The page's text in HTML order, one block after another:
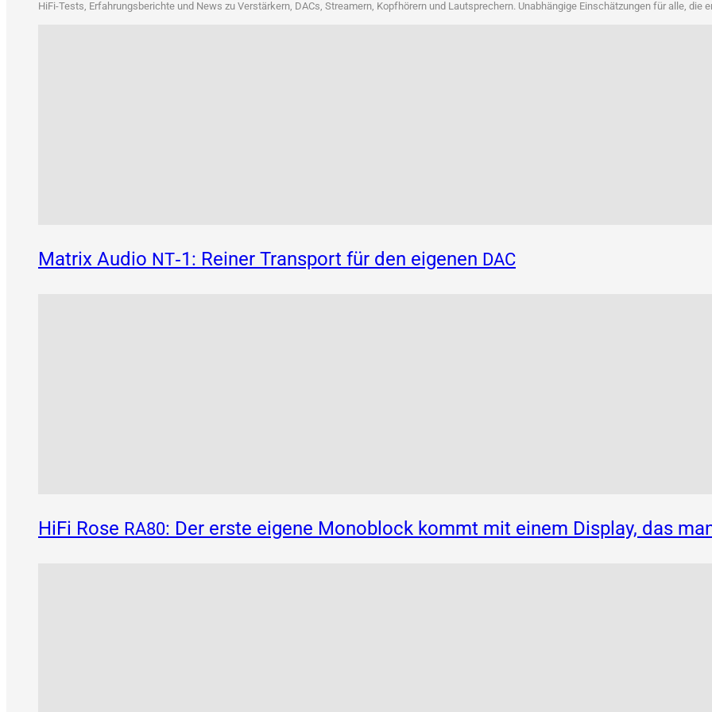
HiFi-Tests, Erfah­rungs­be­rich­te und News zu Ver­stär­kern, DACs, Strea­mern, Kopf­hö­rern und Laut­spre­chern. Unab­hän­gi­ge Ein­schät­zun­gen für alle, die
Matrix Audio NT‑1: Reiner Transport für den eigenen DAC
HiFi Rose RA80: Der erste eigene Monoblock kommt mit einem Display, das